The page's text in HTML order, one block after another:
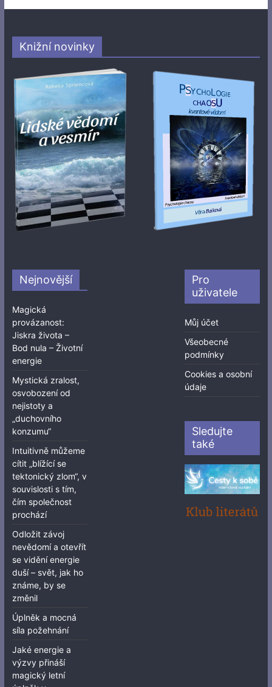
Knižní novinky
Nejnovější
Magická
provázanost:
Jiskra života –
Bod nula – Životní
energie
Mystická zralost,
osvobození od
nejistoty a
„duchovního
konzumu“
Intuitivně můžeme
cítit „blížící se
tektonický zlom“, v
souvislosti s tím,
čím společnost
prochází
Odložit závoj
nevědomí a otevřít
se vidění energie
duší – svět, jak ho
známe, by se
změnil
Úplněk a mocná
síla požehnání
Jaké energie a
výzvy přináší
magický letní
Pro
uživatele
Můj účet
Všeobecné
podmínky
Cookies a osobní
údaje
Sledujte
také